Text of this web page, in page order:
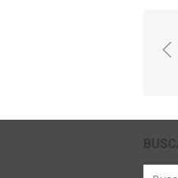
de
Buscar